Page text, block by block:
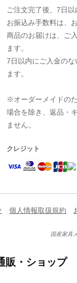
ご注文完了後、7日
お振込み手数料は、
商品のお届けは、ご
ます。
7日以内にご入金の
ます。
※オーダーメイドの
場合を除き、返品・
ません。
クレジット
個人情報取扱規約
国産家具
販・ショップ